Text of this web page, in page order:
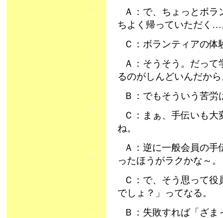
Ａ：で、ちょっとボ
ちよく帰っていただく
Ｃ：ボランティアの
Ａ：そうそう。だっ
るのがしんどいんだか
Ｂ：でもそういう苦
Ｃ：まぁ、手伝いも
ね。
Ａ：逆に一般会員の
ったほうがラクかな～。
Ｃ：で、そう思って
でしょ？」ってなる。
Ｂ：失敗すれば「ざ